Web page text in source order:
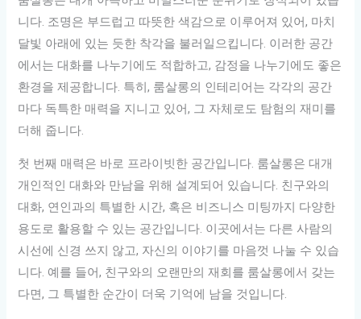
니다. 조명은 부드럽고 따뜻한 색감으로 이루어져 있어, 마치
달빛 아래에 있는 듯한 착각을 불러일으킵니다. 이러한 공간
에서는 대화를 나누기에도 적합하고, 감정을 나누기에도 좋은
환경을 제공합니다. 특히, 룸살롱의 인테리어는 각각의 공간
마다 독특한 매력을 지니고 있어, 그 자체로도 탐험의 재미를
더해 줍니다.
첫 번째 매력은 바로 프라이빗한 공간입니다. 룸살롱은 대개
개인적인 대화와 만남을 위해 설계되어 있습니다. 친구와의
대화, 연인과의 특별한 시간, 혹은 비즈니스 미팅까지 다양한
용도로 활용할 수 있는 공간입니다. 이곳에서는 다른 사람의
시선에 신경 쓰지 않고, 자신의 이야기를 마음껏 나눌 수 있습
니다. 예를 들어, 친구와의 오랜만의 재회를 룸살롱에서 갖는
다면, 그 특별한 순간이 더욱 기억에 남을 것입니다.